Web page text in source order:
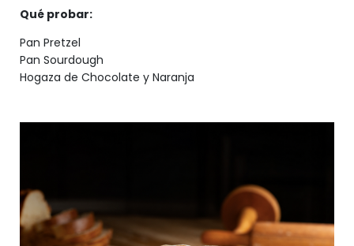
Qué probar:
Pan Pretzel
Pan Sourdough
Hogaza de Chocolate y Naranja